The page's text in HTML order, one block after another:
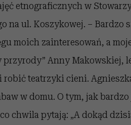
etnograficznych w
na ul. Koszykowej. – Bardzo
moich zainteresowań, a
przyrody” Anny Makowskiej,
teatrzyki cieni.
w domu. O tym, jak
chwila pytają: „A dokąd